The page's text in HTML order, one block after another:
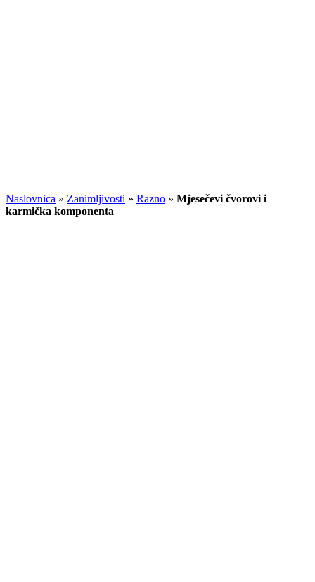
Naslovnica » Zanimljivosti » Razno » Mjesečevi čvorovi i
karmička komponenta